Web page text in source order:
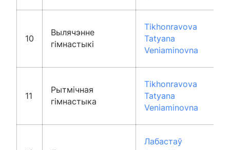
10
Вылячэнне
гімнастыкі
Tikhonravova
Tatyana
Veniaminovna
11
Рытмічная
гімнастыка
Tikhonravova
Tatyana
Veniaminovna
Лабастаў